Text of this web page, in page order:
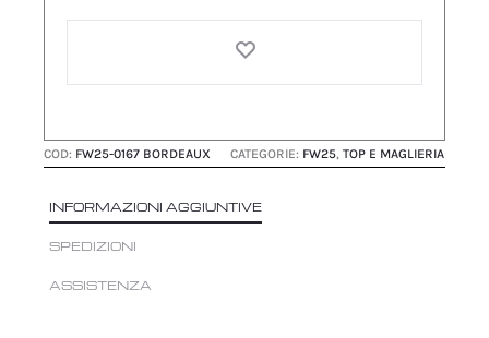
Bordeaux
COD: FW25-0167 BORDEAUX CATEGORIE: FW25, TOP E MAGLIERIA
INFORMAZIONI AGGIUNTIVE
SPEDIZIONI
ASSISTENZA